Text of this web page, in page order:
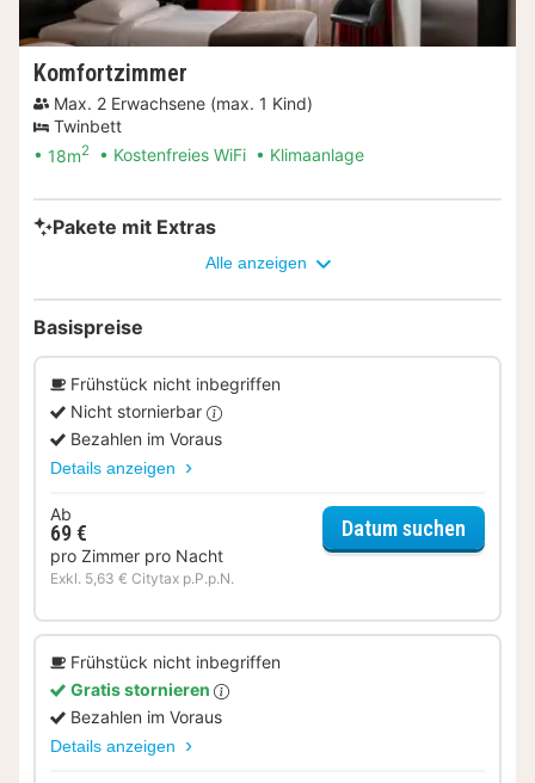
Komfortzimmer
Max. 2 Erwachsene (max. 1 Kind)
Twinbett
18m2 Kostenfreies WiFi Klimaanlage
Pakete mit Extras
Alle anzeigen
Basispreise
Frühstück nicht inbegriffen
Nicht stornierbar
Bezahlen im Voraus
Details anzeigen
Ab
69 €
pro Zimmer pro Nacht
Exkl. 5,63 € Citytax p.P.p.N.
Datum suchen
Frühstück nicht inbegriffen
Gratis stornieren
Bezahlen im Voraus
Details anzeigen